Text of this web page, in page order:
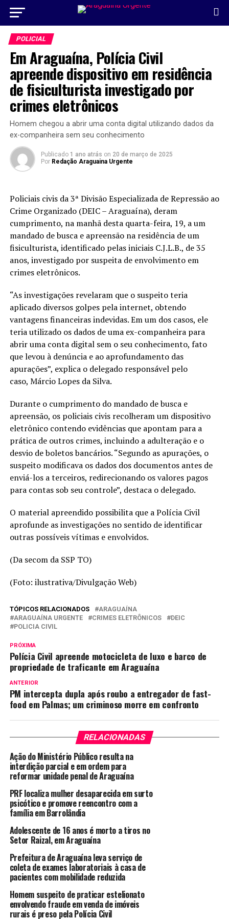
POLICIAL
Em Araguaína, Polícia Civil
apreende dispositivo em residência
de fisiculturista investigado por
crimes eletrônicos
Homem chegou a abrir uma conta digital utilizando dados da
ex-companheira sem seu conhecimento
Publicado 1 ano atrás on 20 de março de 2025
Por Redação Araguaina Urgente
Policiais civis da 3ª Divisão Especializada de Repressão ao
Crime Organizado (DEIC – Araguaína), deram
cumprimento, na manhã desta quarta-feira, 19, a um
mandado de busca e apreensão na residência de um
fisiculturista, identificado pelas iniciais C.J.L.B., de 35
anos, investigado por suspeita de envolvimento em
crimes eletrônicos.
“As investigações revelaram que o suspeito teria
aplicado diversos golpes pela internet, obtendo
vantagens financeiras indevidas. Em um dos casos, ele
teria utilizado os dados de uma ex-companheira para
abrir uma conta digital sem o seu conhecimento, fato
que levou à denúncia e ao aprofundamento das
apurações”, explica o delegado responsável pelo
caso, Márcio Lopes da Silva.
Durante o cumprimento do mandado de busca e
apreensão, os policiais civis recolheram um dispositivo
eletrônico contendo evidências que apontam para a
prática de outros crimes, incluindo a adulteração e o
desvio de boletos bancários. “Segundo as apurações, o
suspeito modificava os dados dos documentos antes de
enviá-los a terceiros, redirecionando os valores pagos
para contas sob seu controle”, destaca o delegado.
O material apreendido possibilita que a Polícia Civil
aprofunde as investigações no sentido de identificar
outras possíveis vítimas e envolvidos.
(Da secom da SSP TO)
(Foto: ilustrativa/Divulgação Web)
TÓPICOS RELACIONADOS
ARAGUAÍNA
ARAGUAÍNA URGENTE
CRIMES ELETRÔNICOS
DEIC
POLICIA CIVIL
PRÓXIMA
Polícia Civil apreende motocicleta de luxo e barco de
propriedade de traficante em Araguaína
ANTERIOR
PM intercepta dupla após roubo a entregador de fast-
food em Palmas; um criminoso morre em confronto
RELACIONADAS
Ação do Ministério Público resulta na
interdição parcial e em ordem para
reformar unidade penal de Araguaína
PRF localiza mulher desaparecida em surto
psicótico e promove reencontro com a
família em Barrolândia
Adolescente de 16 anos é morto a tiros no
Setor Raizal, em Araguaína
Prefeitura de Araguaína leva serviço de
coleta de exames laboratoriais à casa de
pacientes com mobilidade reduzida
Homem suspeito de praticar estelionato
envolvendo fraude em venda de imóveis
rurais é preso pela Polícia Civil